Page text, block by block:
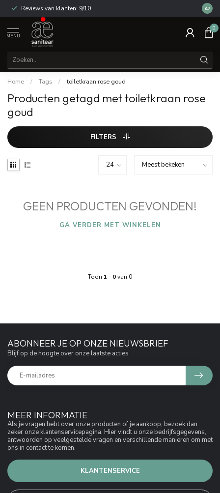
Reviews van klanten: 9/10 14
8.7
MENU
0
Home / Tags / toiletkraan rose goud
Producten getagd met toiletkraan rose
goud
FILTERS
GEEN PRODUCTEN GEVONDEN!
GA VERDER MET WINKELEN
Toon 1 - 0van 0
MEER INFORMATIE
Als je vragen hebt over onze producten of je aankoop, bezoek dan
zeker onze klantenservicepagina. Hier vindt u onze bedrijfsgegevens,
antwoorden op veelgestelde vragen en verschillende manieren om met
ons in contact te komen.
KLANTENSERVICE
ABONNEER JE OP ONZE NIEUWSBRIEF
Blijf op de hoogte over onze laatste acties